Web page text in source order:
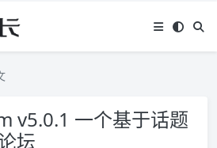
v5.0.1 一个基于话题
坛